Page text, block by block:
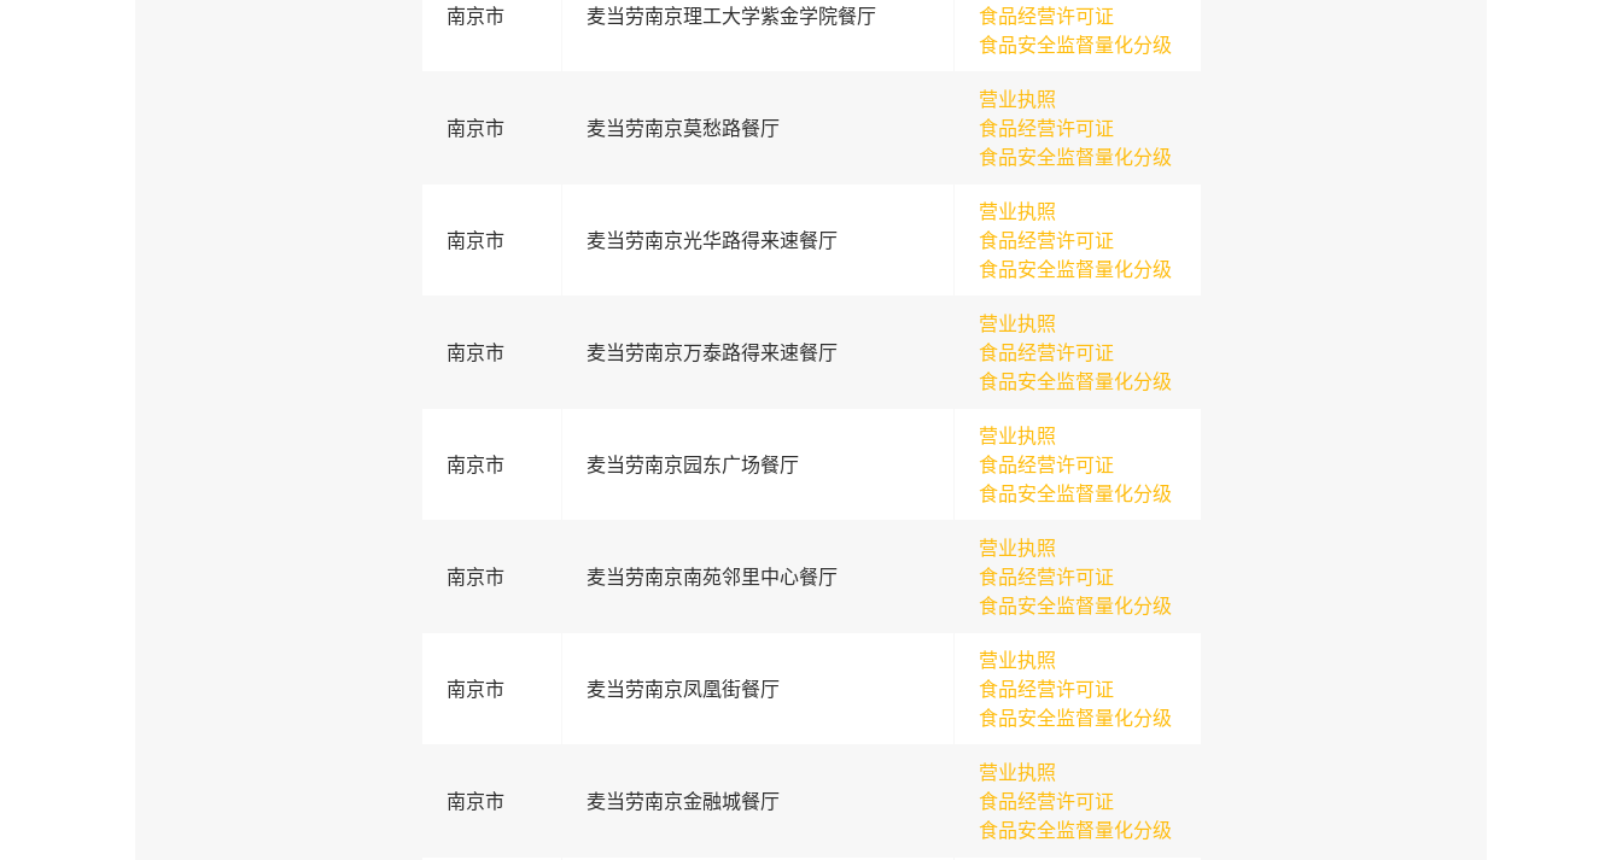
南京市 麦当劳南京理工大学紫金学院餐厅
食品经营许可证
食品安全监督量化分级
南京市 麦当劳南京莫愁路餐厅
营业执照
食品经营许可证
食品安全监督量化分级
南京市 麦当劳南京光华路得来速餐厅
营业执照
食品经营许可证
食品安全监督量化分级
南京市 麦当劳南京万泰路得来速餐厅
营业执照
食品经营许可证
食品安全监督量化分级
南京市 麦当劳南京园东广场餐厅
营业执照
食品经营许可证
食品安全监督量化分级
南京市 麦当劳南京南苑邻里中心餐厅
营业执照
食品经营许可证
食品安全监督量化分级
南京市 麦当劳南京凤凰街餐厅
营业执照
食品经营许可证
食品安全监督量化分级
南京市 麦当劳南京金融城餐厅
营业执照
食品经营许可证
食品安全监督量化分级